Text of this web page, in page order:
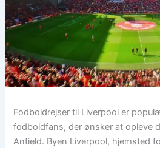
Fodboldrejser til Liverpool er
fodboldfans, der ønsker at opleve
Anfield. Byen Liverpool, hjemsted